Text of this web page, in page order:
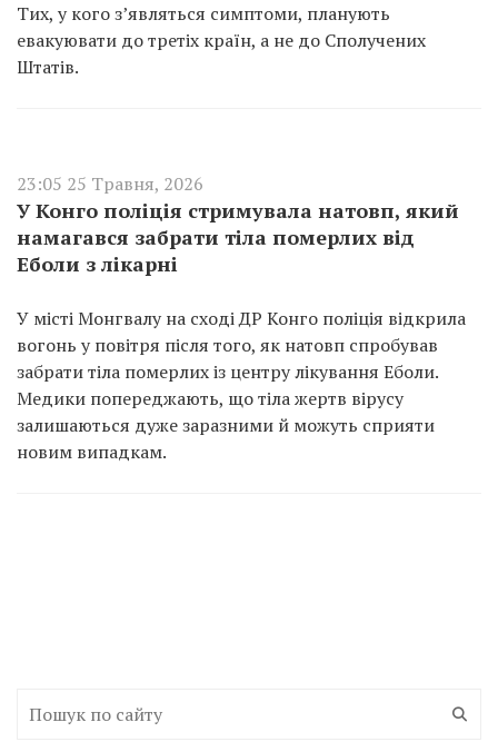
Тих, у кого з’являться симптоми, планують
евакуювати до третіх країн, а не до Сполучених
Штатів.
23:05 25 Травня, 2026
У Конго поліція стримувала натовп, який
намагався забрати тіла померлих від
Еболи з лікарні
У місті Монгвалу на сході ДР Конго поліція відкрила
вогонь у повітря після того, як натовп спробував
забрати тіла померлих із центру лікування Еболи.
Медики попереджають, що тіла жертв вірусу
залишаються дуже заразними й можуть сприяти
новим випадкам.